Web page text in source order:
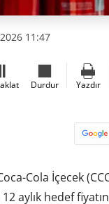
11:47
Durdur Yazdır
Cola İçecek
aylık hedef